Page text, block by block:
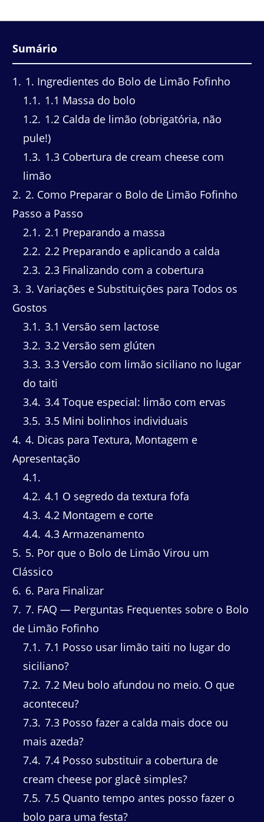
Sumário
1
1. Ingredientes do Bolo de Limão Fofinho
1.1
1.1 Massa do bolo
1.2 1.2 Calda de limão (obrigatória, não
pule!)
1.3 1.3 Cobertura de cream cheese com
limão
2 2. Como Preparar o Bolo de Limão Fofinho
Passo a Passo
2.1
2.1 Preparando a massa
2.2 2.2 Preparando e aplicando a calda
2.3 2.3 Finalizando com a cobertura
3 3. Variações e Substituições para Todos os
Gostos
3.1
3.1 Versão sem lactose
3.2 3.2 Versão sem glúten
3.3 3.3 Versão com limão siciliano no lugar
do taiti
3.4 3.4 Toque especial: limão com ervas
3.5 3.5 Mini bolinhos individuais
4 4. Dicas para Textura, Montagem e
Apresentação
4.1
4.2 4.1 O segredo da textura fofa
4.3 4.2 Montagem e corte
4.4 4.3 Armazenamento
5 5. Por que o Bolo de Limão Virou um
Clássico
6 6. Para Finalizar
7 7. FAQ — Perguntas Frequentes sobre o Bolo
de Limão Fofinho
7.1
7.1 Posso usar limão taiti no lugar do
siciliano?
7.2 7.2 Meu bolo afundou no meio. O que
aconteceu?
7.3 7.3 Posso fazer a calda mais doce ou
mais azeda?
7.4 7.4 Posso substituir a cobertura de
cream cheese por glacê simples?
7.5 7.5 Quanto tempo antes posso fazer o
bolo para uma festa?